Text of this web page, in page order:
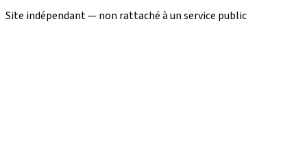
Site indépendant — non rattaché à un service public